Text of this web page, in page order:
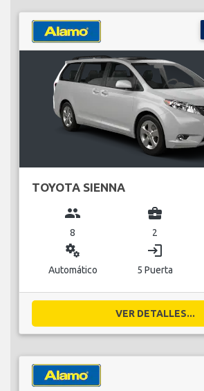
TOYOTA SIENNA
group
8
business_center
2
miscellaneous_services
Automático
login
5 Puerta
VER DETALLES...